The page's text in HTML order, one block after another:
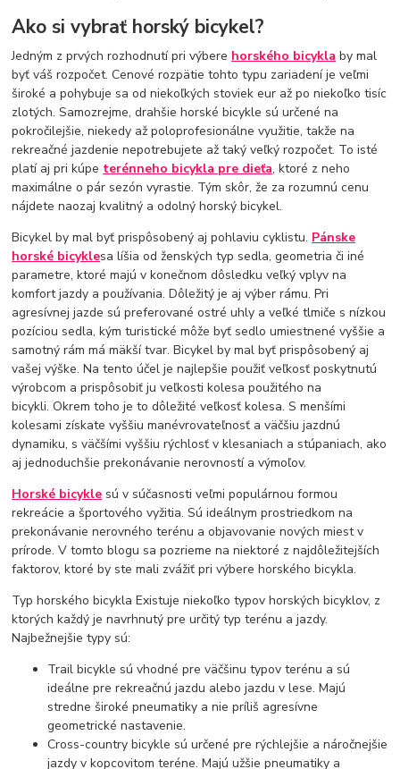
Ako si vybrať horský bicykel?
Jedným z prvých rozhodnutí pri výbere horského bicykla by mal
byť váš rozpočet. Cenové rozpätie tohto typu zariadení je veľmi
široké a pohybuje sa od niekoľkých stoviek eur až po niekoľko tisíc
zlotých. Samozrejme, drahšie horské bicykle sú určené na
pokročilejšie, niekedy až poloprofesionálne využitie, takže na
rekreačné jazdenie nepotrebujete až taký veľký rozpočet. To isté
platí aj pri kúpe terénneho bicykla pre dieťa, ktoré z neho
maximálne o pár sezón vyrastie. Tým skôr, že za rozumnú cenu
nájdete naozaj kvalitný a odolný horský bicykel.
Bicykel by mal byť prispôsobený aj pohlaviu cyklistu. Pánske
horské bicyklesa líšia od ženských typ sedla, geometria či iné
parametre, ktoré majú v konečnom dôsledku veľký vplyv na
komfort jazdy a používania. Dôležitý je aj výber rámu. Pri
agresívnej jazde sú preferované ostré uhly a veľké tlmiče s nízkou
pozíciou sedla, kým turistické môže byť sedlo umiestnené vyššie a
samotný rám má mäkší tvar. Bicykel by mal byť prispôsobený aj
vašej výške. Na tento účel je najlepšie použiť veľkosť poskytnutú
výrobcom a prispôsobiť ju veľkosti kolesa použitého na
bicykli. Okrem toho je to dôležité veľkosť kolesa. S menšími
kolesami získate vyššiu manévrovateľnosť a väčšiu jazdnú
dynamiku, s väčšími vyššiu rýchlosť v klesaniach a stúpaniach, ako
aj jednoduchšie prekonávanie nerovností a výmoľov.
Horské bicykle sú v súčasnosti veľmi populárnou formou
rekreácie a športového vyžitia. Sú ideálnym prostriedkom na
prekonávanie nerovného terénu a objavovanie nových miest v
prírode. V tomto blogu sa pozrieme na niektoré z najdôležitejších
faktorov, ktoré by ste mali zvážiť pri výbere horského bicykla.
Typ horského bicykla Existuje niekoľko typov horských bicyklov, z
ktorých každý je navrhnutý pre určitý typ terénu a jazdy.
Najbežnejšie typy sú:
Trail bicykle sú vhodné pre väčšinu typov terénu a sú
ideálne pre rekreačnú jazdu alebo jazdu v lese. Majú
stredne široké pneumatiky a nie príliš agresívne
geometrické nastavenie.
Cross-country bicykle sú určené pre rýchlejšie a náročnejšie
jazdy v kopcovitom teréne. Majú užšie pneumatiky a